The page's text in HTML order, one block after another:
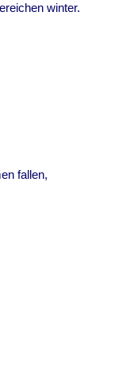
winter.
fallen,